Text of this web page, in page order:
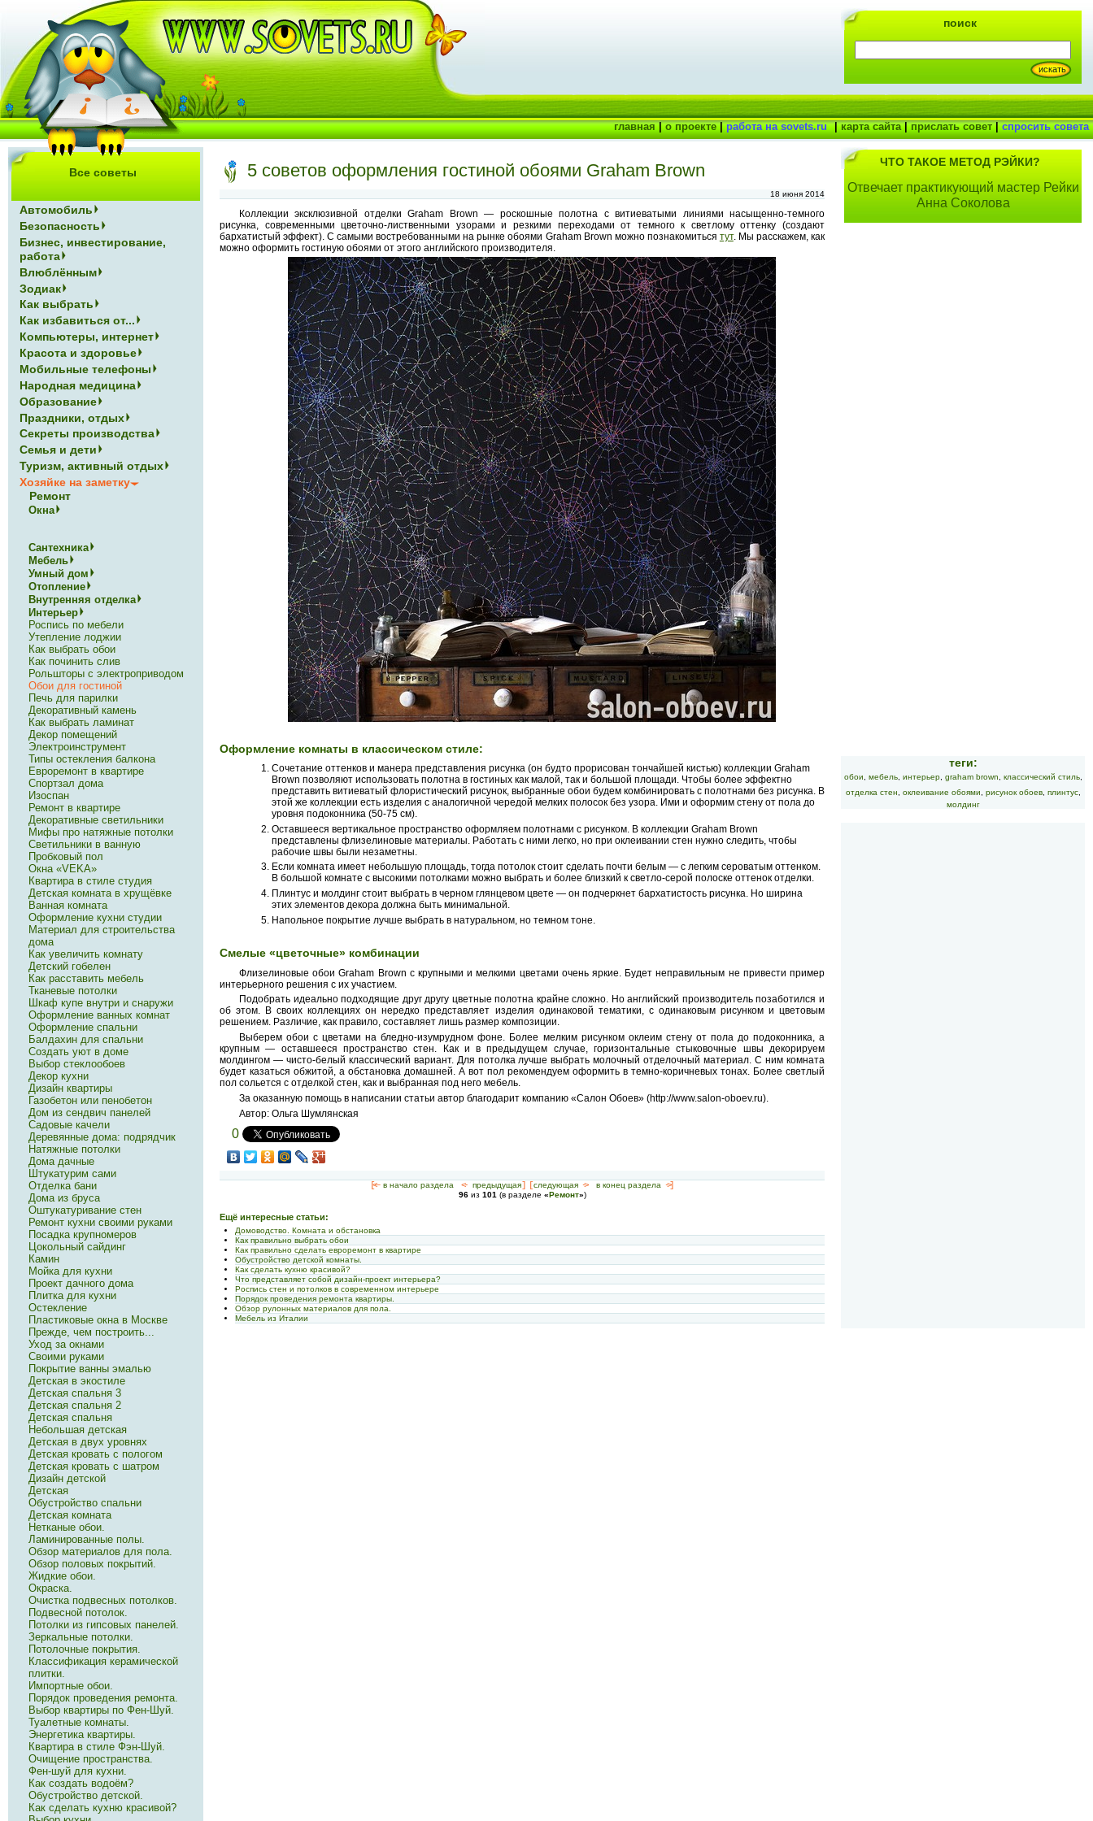
5 советов оформления гостиной обоями Graham Brown
18 июня 2014
Коллекции эксклюзивной отделки Graham Brown — роскошные полотна с витиеватыми линиями насыщенно-темного
рисунка, современными цветочно-лиственными узорами и резкими переходами от темного к светлому оттенку (создают
бархатистый эффект). С самыми востребованными на рынке обоями Graham Brown можно познакомиться тут. Мы расскажем, как
можно оформить гостиную обоями от этого английского производителя.
Оформление комнаты в классическом стиле:
Сочетание оттенков и манера представления рисунка (он будто прорисован тончайшей кистью) коллекции Graham
Brown позволяют использовать полотна в гостиных как малой, так и большой площади. Чтобы более эффектно
представить витиеватый флористический рисунок, выбранные обои будем комбинировать с полотнами без рисунка. В
этой же коллекции есть изделия с аналогичной чередой мелких полосок без узора. Ими и оформим стену от пола до
уровня подоконника (50-75 см).
Оставшееся вертикальное пространство оформляем полотнами с рисунком. В коллекции Graham Brown
представлены флизелиновые материалы. Работать с ними легко, но при оклеивании стен нужно следить, чтобы
рабочие швы были незаметны.
Если комната имеет небольшую площадь, тогда потолок стоит сделать почти белым — с легким сероватым оттенком.
В большой комнате с высокими потолками можно выбрать и более близкий к светло-серой полоске оттенок отделки.
Плинтус и молдинг стоит выбрать в черном глянцевом цвете — он подчеркнет бархатистость рисунка. Но ширина
этих элементов декора должна быть минимальной.
Напольное покрытие лучше выбрать в натуральном, но темном тоне.
Смелые «цветочные» комбинации
Флизелиновые обои Graham Brown с крупными и мелкими цветами очень яркие. Будет неправильным не привести пример
интерьерного решения с их участием.
Подобрать идеально подходящие друг другу цветные полотна крайне сложно. Но английский производитель позаботился и
об этом. В своих коллекциях он нередко представляет изделия одинаковой тематики, с одинаковым рисунком и цветовым
решением. Различие, как правило, составляет лишь размер композиции.
Выберем обои с цветами на бледно-изумрудном фоне. Более мелким рисунком оклеим стену от пола до подоконника, а
крупным — оставшееся пространство стен. Как и в предыдущем случае, горизонтальные стыковочные швы декорируем
молдингом — чисто-белый классический вариант. Для потолка лучше выбрать молочный отделочный материал. С ним комната
будет казаться обжитой, а обстановка домашней. А вот пол рекомендуем оформить в темно-коричневых тонах. Более светлый
пол сольется с отделкой стен, как и выбранная под него мебель.
За оказанную помощь в написании статьи автор благодарит компанию «Салон Обоев» (http://www.salon-oboev.ru).
Автор: Ольга Шумлянская
0
[<— в начало раздела <- предыдущая] [ следующая -> в конец раздела ->]
96из 101 (в разделе «Ремонт»)
Ещё интересные статьи:
Домоводство. Комната и обстановка
Как правильно выбрать обои
Как правильно сделать евроремонт в квартире
Обустройство детской комнаты.
Как сделать кухню красивой?
Что представляет собой дизайн-проект интерьера?
Роспись стен и потолков в современном интерьере
Порядок проведения ремонта квартиры.
Обзор рулонных материалов для пола.
Мебель из Италии
Все советы
Автомобиль
Безопасность
Бизнес, инвестирование,
работа
Влюблённым
Зодиак
Как выбрать
Как избавиться от...
Компьютеры, интернет
Красота и здоровье
Мобильные телефоны
Народная медицина
Образование
Праздники, отдых
Секреты производства
Семья и дети
Туризм, активный отдых
Хозяйке на заметку
Ремонт
Окна
Сантехника
Мебель
Умный дом
Отопление
Внутренняя отделка
Интерьер
Роспись по мебели
Утепление лоджии
Как выбрать обои
Как починить слив
Рольшторы с электроприводом
Обои для гостиной
Печь для парилки
Декоративный камень
Как выбрать ламинат
Декор помещений
Электроинструмент
Типы остекления балкона
Евроремонт в квартире
Спортзал дома
Изоспан
Ремонт в квартире
Декоративные светильники
Мифы про натяжные потолки
Светильники в ванную
Пробковый пол
Окна «VEKA»
Квартира в стиле студия
Детская комната в хрущёвке
Ванная комната
Оформление кухни студии
Материал для строительства
дома
Как увеличить комнату
Детский гобелен
Как расставить мебель
Тканевые потолки
Шкаф купе внутри и снаружи
Оформление ванных комнат
Оформление спальни
Балдахин для спальни
Создать уют в доме
Выбор стеклообоев
Декор кухни
Дизайн квартиры
Газобетон или пенобетон
Дом из сендвич панелей
Садовые качели
Деревянные дома: подрядчик
Натяжные потолки
Дома дачные
Штукатурим сами
Отделка бани
Дома из бруса
Оштукатуривание стен
Ремонт кухни своими руками
Посадка крупномеров
Цокольный сайдинг
Камин
Мойка для кухни
Проект дачного дома
Плитка для кухни
Остекление
Пластиковые окна в Москве
Прежде, чем построить...
Уход за окнами
Своими руками
Покрытие ванны эмалью
Детская в экостиле
Детская спальня 3
Детская спальня 2
Детская спальня
Небольшая детская
Детская в двух уровнях
Детская кровать с пологом
Детская кровать с шатром
Дизайн детской
Детская
Обустройство спальни
Детская комната
Нетканые обои.
Ламинированные полы.
Обзор материалов для пола.
Обзор половых покрытий.
Жидкие обои.
Окраска.
Очистка подвесных потолков.
Подвесной потолок.
Потолки из гипсовых панелей.
Зеркальные потолки.
Потолочные покрытия.
Классификация керамической
плитки.
Импортные обои.
Порядок проведения ремонта.
Выбор квартиры по Фен-Шуй.
Туалетные комнаты.
Энергетика квартиры.
Квартира в стиле Фэн-Шуй.
Очищение пространства.
Фен-шуй для кухни.
Как создать водоём?
Обустройство детской.
Как сделать кухню красивой?
ЧТО ТАКОЕ МЕТОД РЭЙКИ?
Отвечает практикующий мастер Рейки
Анна Соколова
теги:
обои мебель, интерьер, graham brown классический стиль,
отделка стен
оклеивание обоями рисунок обоев, плинтус,
молдинг
поиск
главная|о проекте|работа на sovets.ru |карта сайта|прислать совет|спросить совета